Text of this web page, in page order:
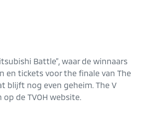
Battle”, waar de winnaars
en tickets voor the finale van The
blijft nog even geheim. The V
de TVOH website.